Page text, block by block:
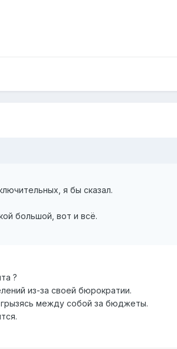
я бы сказал.
большой, вот и всё.
?
из-за своей бюрократии.
между собой за бюджеты.